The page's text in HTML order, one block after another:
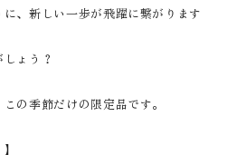
、新しい一歩が飛躍に繋がります
ょう？
の季節だけの限定品です。